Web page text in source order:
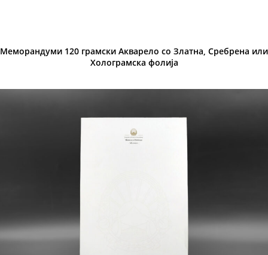
Меморандуми 120 грамски Акварело со Златна, Сребрена или
Холограмска фолија